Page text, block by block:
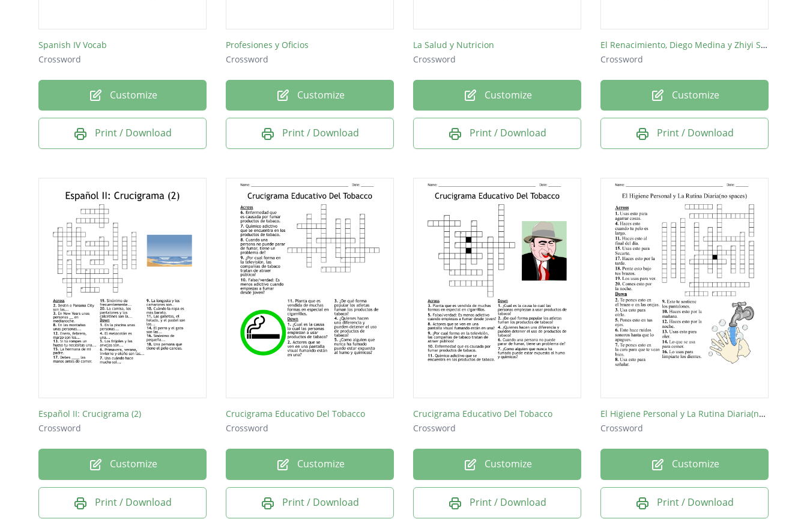
Es de color naranja y tiene un cuello largo.
Spanish IV Vocab
Crossword
Customize
Print / Download
Profesiones y Oficios
Crossword
Customize
Print / Download
La Salud y Nutricion
Crossword
Customize
Print / Download
El Renacimiento, Diego Medina y Zhiyi Shen
Crossword
Customize
Print / Download
Español II: Crucigrama (2)
Crossword
Customize
Print / Download
Crucigrama Educativo Del Tobacco
Crossword
Customize
Print / Download
Crucigrama Educativo Del Tobacco
Crossword
Customize
Print / Download
El Higiene Personal y La Rutina Diaria(no spaces)
Crossword
Customize
Print / Download